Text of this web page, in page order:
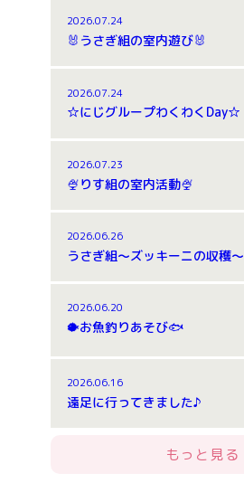
2026.07.24
🐰うさぎ組の室内遊び🐰
2026.07.24
☆にじグループわくわくDay☆
2026.07.23
🍨りす組の室内活動🍨
2026.06.26
うさぎ組～ズッキーニの収穫～
2026.06.20
🐡お魚釣りあそび🐟
2026.06.16
遠足に行ってきました♪
もっと見る